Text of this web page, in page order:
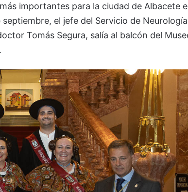
importantes para la ciudad de Albacete
el jefe del Servicio de Neurología
Tomás Segura, salía al balcón del